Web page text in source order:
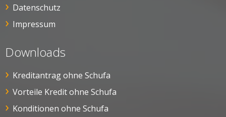
Datenschutz
Impressum
Downloads
Kreditantrag ohne Schufa
Vorteile Kredit ohne Schufa
Konditionen ohne Schufa